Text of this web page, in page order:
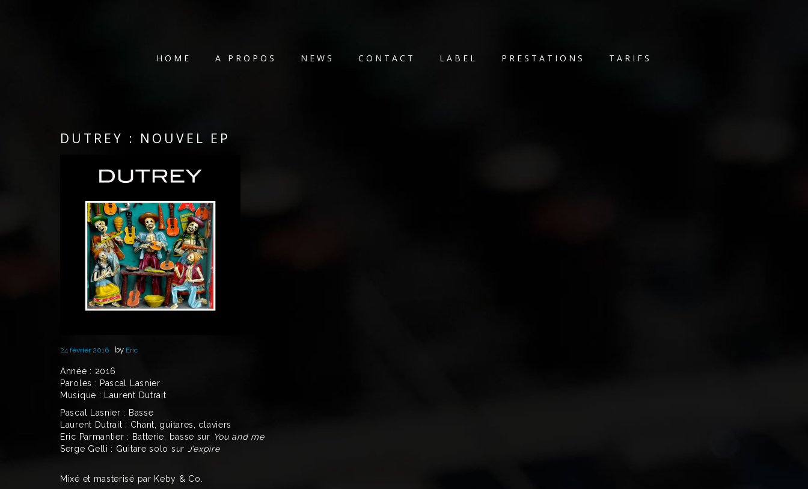
HOME A PROPOS NEWS CONTACT LABEL PRESTATIONS TARIFS
DUTREY : NOUVEL EP
24 février 2016 by Eric
Année : 2016
Paroles : Pascal Lasnier
Musique : Laurent Dutrait
Pascal Lasnier : Basse
Laurent Dutrait : Chant, guitares, claviers
Eric Parmantier : Batterie, basse sur You and me
Serge Gelli : Guitare solo sur J’expire
Mixé et masterisé par Keby & Co.